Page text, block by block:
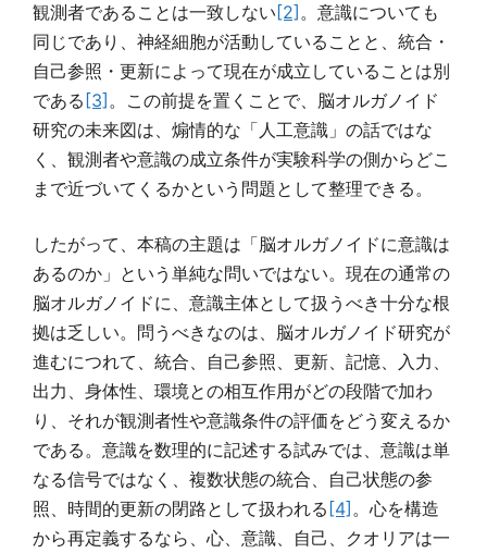
観測者であることは一致しない [2] 。意識についても
同じであり、神経細胞が活動していることと、統合・
自己参照・更新によって現在が成立していることは別
である [3] 。この前提を置くことで、脳オルガノイド
研究の未来図は、煽情的な「人工意識」の話ではな
く、観測者や意識の成立条件が実験科学の側からどこ
まで近づいてくるかという問題として整理できる。
したがって、本稿の主題は「脳オルガノイドに意識は
あるのか」という単純な問いではない。現在の通常の
脳オルガノイドに、意識主体として扱うべき十分な根
拠は乏しい。問うべきなのは、脳オルガノイド研究が
進むにつれて、統合、自己参照、更新、記憶、入力、
出力、身体性、環境との相互作用がどの段階で加わ
り、それが観測者性や意識条件の評価をどう変えるか
である。意識を数理的に記述する試みでは、意識は単
なる信号ではなく、複数状態の統合、自己状態の参
照、時間的更新の閉路として扱われる [4] 。心を構造
から再定義するなら、心、意識、自己、クオリアは一